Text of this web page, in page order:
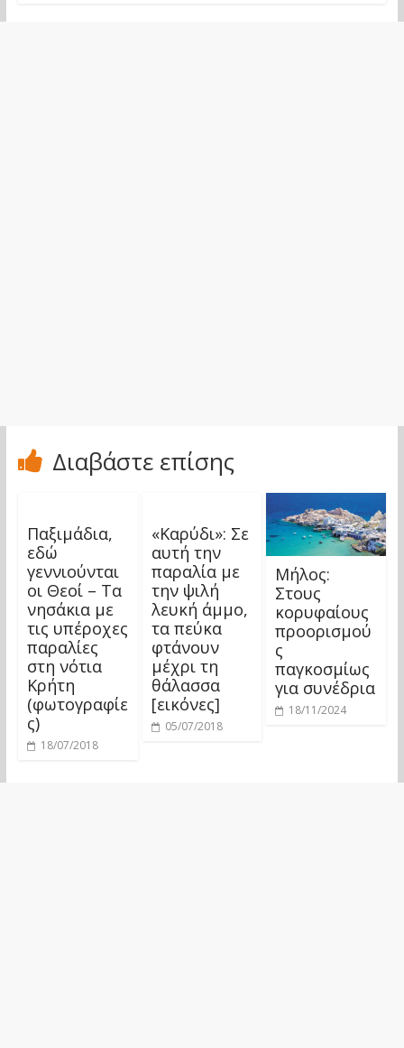
Διαβάστε επίσης
Παξιμάδια,
εδώ
γεννιούνται
οι Θεοί – Τα
νησάκια με
τις υπέροχες
παραλίες
στη νότια
Κρήτη
(φωτογραφίε
ς)
18/07/2018
«Καρύδι»: Σε
αυτή την
παραλία με
την ψιλή
λευκή άμμο,
τα πεύκα
φτάνουν
μέχρι τη
θάλασσα
[εικόνες]
05/07/2018
Μήλος:
Στους
κορυφαίους
προορισμού
ς
παγκοσμίως
για συνέδρια
18/11/2024